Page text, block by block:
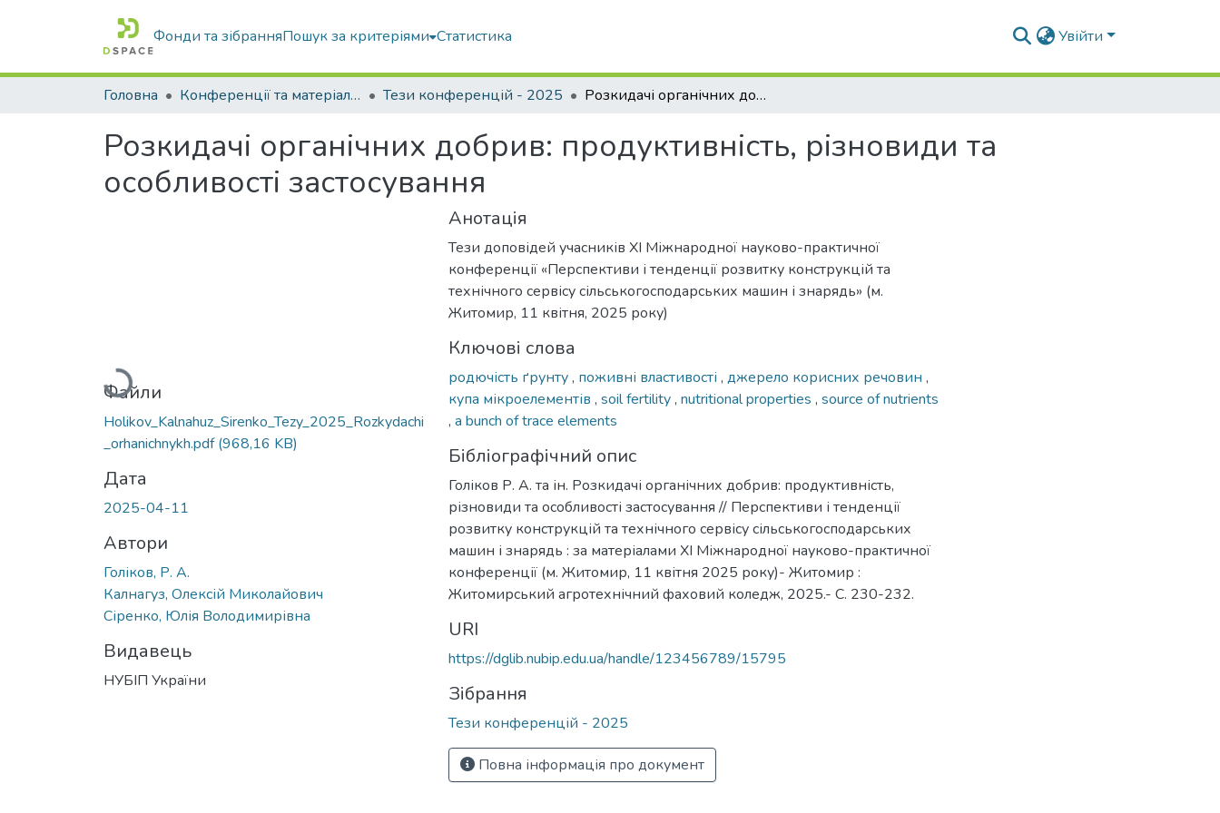
Фонди та зібранняПошук за критеріями Статистика Увійти
Головна Конференції та матеріали конференцій Тези конференцій - 2025 Розкидачі органічних добрив: продуктивність, різновиди та особливості застосування
Розкидачі органічних добрив: продуктивність, різновиди та
особливості застосування
Вантажиться...
Файли
Holikov_Kalnahuz_Sirenko_Tezy_2025_Rozkydachi
_orhanichnykh.pdf(968,16 KB)
Дата
2025-04-11
Автори
Голіков, Р. А.
Калнагуз, Олексій Миколайович
Сіренко, Юлія Володимирівна
Видавець
НУБІП України
Анотація
Тези доповідей учасників XI Міжнародної науково-практичної
конференції «Перспективи і тенденції розвитку конструкцій та
технічного сервісу сільськогосподарських машин і знарядь» (м.
Житомир, 11 квітня, 2025 року)
Ключові слова
родючість ґрунту, поживні властивості , джерело корисних речовин ,
купа мікроелементів , soil fertility, nutritional properties , source of nutrients
, a bunch of trace elements
Бібліографічний опис
Голіков Р. А. та ін. Розкидачі органічних добрив: продуктивність,
різновиди та особливості застосування // Перспективи і тенденції
розвитку конструкцій та технічного сервісу сільськогосподарських
машин і знарядь : за матеріалами XI Міжнародної науково-практичної
конференції (м. Житомир, 11 квітня 2025 року)- Житомир :
Житомирський агротехнічний фаховий коледж, 2025.- С. 230-232.
URI
https://dglib.nubip.edu.ua/handle/123456789/15795
Зібрання
Тези конференцій - 2025
Повна інформація про документ